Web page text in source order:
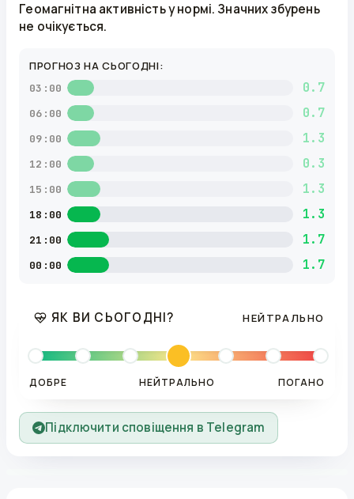
Геомагнітна активність у нормі. Значних збурень
не очікується.
ПРОГНОЗ НА СЬОГОДНІ:
03:00 0.7
06:00 0.7
09:00 1.3
12:00 0.3
15:00 1.3
18:00 1.3
21:00 1.7
00:00 1.7
ЯК ВИ СЬОГОДНІ? НЕЙТРАЛЬНО
ДОБРЕ НЕЙТРАЛЬНО ПОГАНО
Підключити сповіщення в Telegram